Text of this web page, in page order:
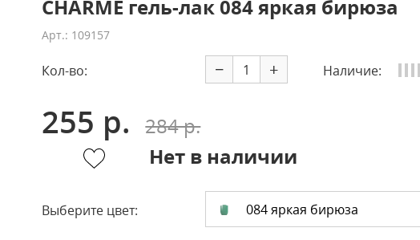
CHARME гель-лак 084 яркая бирюза
Арт.: 109157
Кол-во: − + Наличие:
255 р.
284 р.
Нет в наличии
Выберите цвет: 084 яркая бирюза